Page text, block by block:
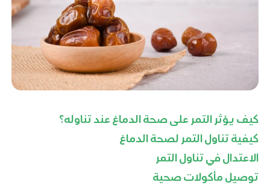
كيف يؤثر التمر على صحة الدماغ عند تناوله؟
كيفية تناول التمر لصحة الدماغ
الاعتدال في تناول التمر
توصيل مأكولات صحية